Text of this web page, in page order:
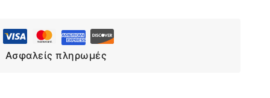
Ασφαλείς πληρωμές